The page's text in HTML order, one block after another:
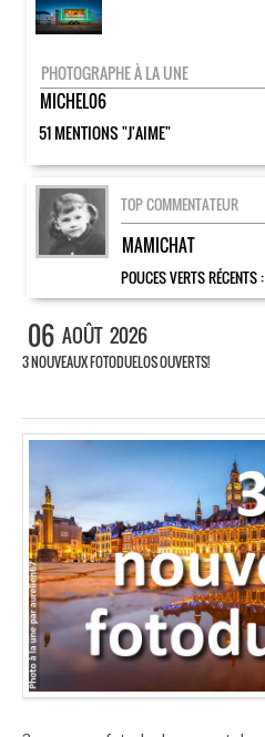
PHOTOGRAPHE À LA UNE
MICHEL06
51 MENTIONS "J'AIME"
TOP COMMENTATEUR
MAMICHAT
POUCES VERTS RÉCENTS :
06 AOÛT 2026
3 NOUVEAUX FOTODUELOS OUVERTS!